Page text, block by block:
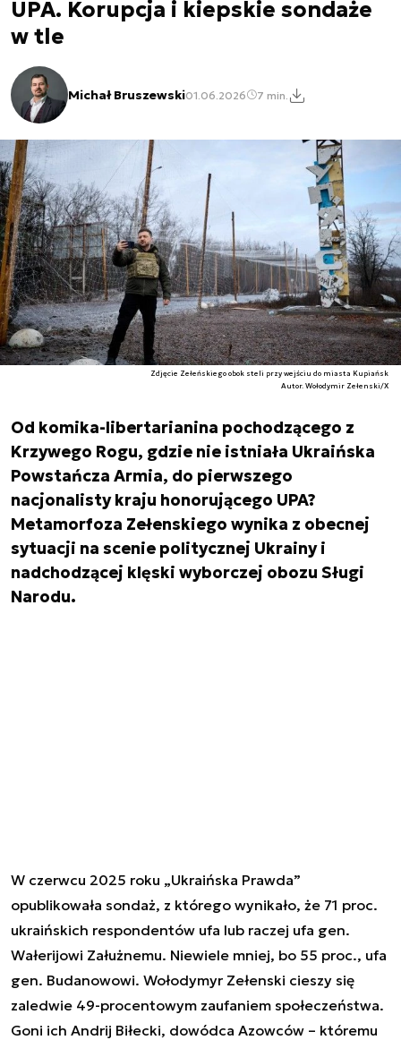
UPA. Korupcja i kiepskie sondaże
w tle
Michał Bruszewski01.06.2026 7 min.
Zdjęcie Zełeńskiego obok steli przy wejściu do miasta Kupiańsk
Autor. Wołodymir Zełenski/X
Od komika-libertarianina pochodzącego z
Krzywego Rogu, gdzie nie istniała Ukraińska
Powstańcza Armia, do pierwszego
nacjonalisty kraju honorującego UPA?
Metamorfoza Zełenskiego wynika z obecnej
sytuacji na scenie politycznej Ukrainy i
nadchodzącej klęski wyborczej obozu Sługi
Narodu.
W czerwcu 2025 roku „Ukraińska Prawda”
opublikowała sondaż, z którego wynikało, że 71 proc.
ukraińskich respondentów ufa lub raczej ufa gen.
Wałerijowi Załużnemu. Niewiele mniej, bo 55 proc., ufa
gen. Budanowowi. Wołodymyr Zełenski cieszy się
zaledwie 49-procentowym zaufaniem społeczeństwa.
Goni ich Andrij Biłecki, dowódca Azowców – któremu